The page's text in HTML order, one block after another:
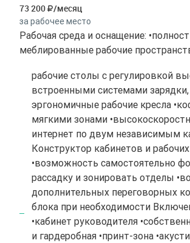
73 200 /месяц
за рабочее место
Рабочая среда и оснащение:
меблированные рабочие
рабочие столы с регулировкой
встроенными системами зарядки,
эргономичные рабочие кресла
мягкими зонами
интернет по двум независимым
Конструктор кабинетов и
•возможность самостоятельно
рассадку и зонировать отделы
дополнительных переговорных
блока при необходимости
•кабинет руководителя
и гардеробная •принт-зона